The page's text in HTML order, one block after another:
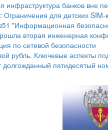
инфраструктура банков вне
для детских SIM-
"Информационная
вторая инженерная
по сетевой безопасности
рубль. Ключевые аспекты
пятидесятый